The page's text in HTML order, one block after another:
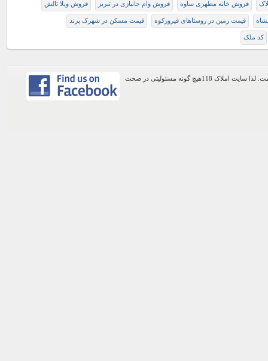
فروش خانه مطهری ساوه فروش وام جانبازی در تبریز فروش ويلا تالش
قیمت زمین در روستاهای فیروزکوه قیمت مسکن در شهرک پرند
کد ملک
اطلاعات موجود در این وب سایت از طریق کاربران عمومی سایت ثبت شده است. لذا سایت املاک 118هیچ گونه مسئولیتی در صحت